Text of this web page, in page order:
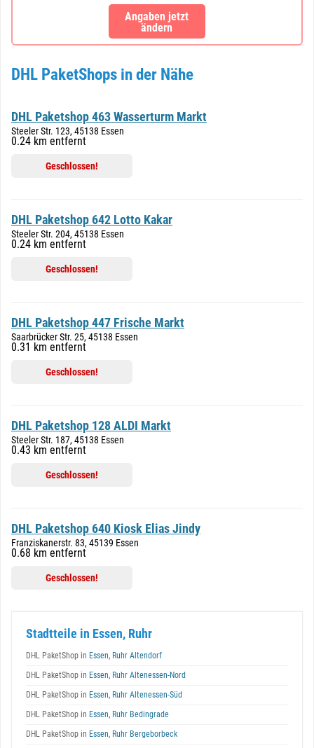
Angaben jetzt
ändern
DHL PaketShops in der Nähe
DHL Paketshop 463 Wasserturm Markt
Steeler Str. 123, 45138 Essen
0.24 km entfernt
Geschlossen!
DHL Paketshop 642 Lotto Kakar
Steeler Str. 204, 45138 Essen
0.24 km entfernt
Geschlossen!
DHL Paketshop 447 Frische Markt
Saarbrücker Str. 25, 45138 Essen
0.31 km entfernt
Geschlossen!
DHL Paketshop 128 ALDI Markt
Steeler Str. 187, 45138 Essen
0.43 km entfernt
Geschlossen!
DHL Paketshop 640 Kiosk Elias Jindy
Franziskanerstr. 83, 45139 Essen
0.68 km entfernt
Geschlossen!
Stadtteile in Essen, Ruhr
DHL PaketShop in Essen, Ruhr Altendorf
DHL PaketShop in Essen, Ruhr Altenessen-Nord
DHL PaketShop in Essen, Ruhr Altenessen-Süd
DHL PaketShop in Essen, Ruhr Bedingrade
DHL PaketShop in Essen, Ruhr Bergeborbeck